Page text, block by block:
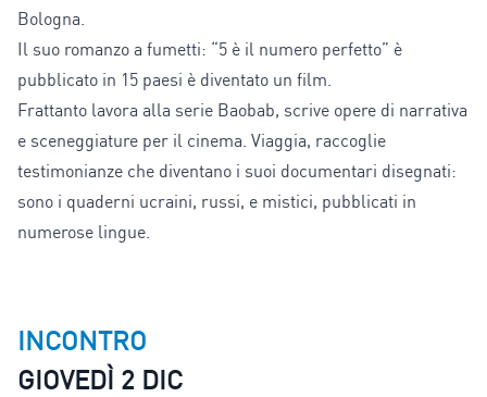
Bologna.
Il suo romanzo a fumetti: “5 è il numero perfetto” è
pubblicato in 15 paesi è diventato un film.
Frattanto lavora alla serie Baobab, scrive opere di narrativa
e sceneggiature per il cinema. Viaggia, raccoglie
testimonianze che diventano i suoi documentari disegnati:
sono i quaderni ucraini, russi, e mistici, pubblicati in
numerose lingue.
INCONTRO
GIOVEDÌ 2 DIC